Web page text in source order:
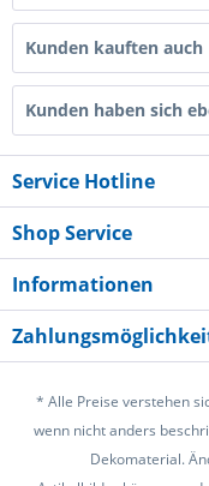
Kunden kauften auch
Kunden haben sich
Service Hotline
Shop Service
Informationen
* Alle Preise verstehen
wenn nicht anders
Dekomaterial.